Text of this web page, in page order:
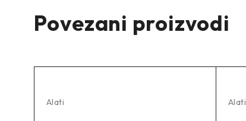
MILWAUKEE-4933478868
Povezani proizvodi
Alati Alati